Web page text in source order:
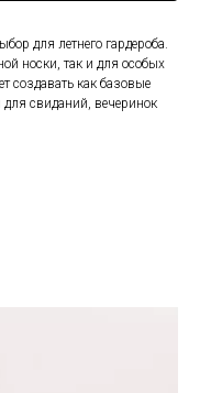
для летнего гардероба.
носки, так и для особых
создавать как базовые
свиданий, вечеринок